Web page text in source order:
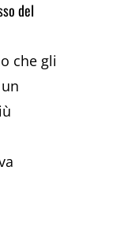
del
che gli